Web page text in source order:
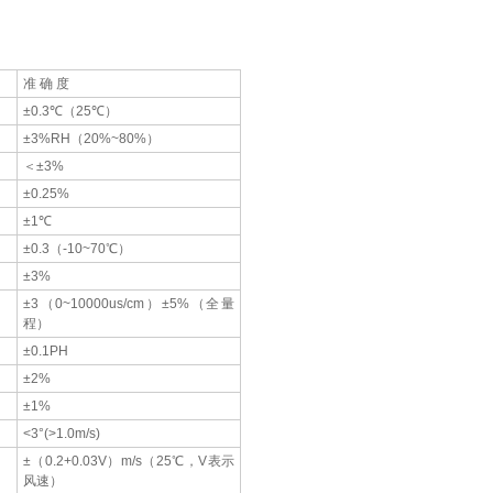
准 确 度
±0.3℃（25℃）
±3%RH（20%~80%）
＜±3%
±0.25%
±1℃
±0.3（-10~70℃）
±3%
±3（0~10000us/cm）±5%（全量
程）
±0.1PH
±2%
±1%
<3°(>1.0m/s)
±（0.2+0.03V）m/s（25℃，V表示
风速）